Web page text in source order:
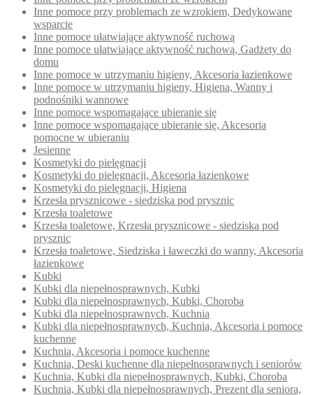
Inne pomoce przy problemach ze wzrokiem, Dedykowane
wsparcie
Inne pomoce ułatwiające aktywność ruchową
Inne pomoce ułatwiające aktywność ruchową, Gadżety do
domu
Inne pomoce w utrzymaniu higieny, Akcesoria łazienkowe
Inne pomoce w utrzymaniu higieny, Higiena, Wanny i
podnośniki wannowe
Inne pomoce wspomagające ubieranie się
Inne pomoce wspomagające ubieranie się, Akcesoria
pomocne w ubieraniu
Jesienne
Kosmetyki do pielęgnacji
Kosmetyki do pielęgnacji, Akcesoria łazienkowe
Kosmetyki do pielęgnacji, Higiena
Krzesła prysznicowe - siedziska pod prysznic
Krzesła toaletowe
Krzesła toaletowe, Krzesła prysznicowe - siedziska pod
prysznic
Krzesła toaletowe, Siedziska i ławeczki do wanny, Akcesoria
łazienkowe
Kubki
Kubki dla niepełnosprawnych, Kubki
Kubki dla niepełnosprawnych, Kubki, Choroba
Kubki dla niepełnosprawnych, Kuchnia
Kubki dla niepełnosprawnych, Kuchnia, Akcesoria i pomoce
kuchenne
Kuchnia, Akcesoria i pomoce kuchenne
Kuchnia, Deski kuchenne dla niepełnosprawnych i seniorów
Kuchnia, Kubki dla niepełnosprawnych, Kubki, Choroba
Kuchnia, Kubki dla niepełnosprawnych, Prezent dla seniora,